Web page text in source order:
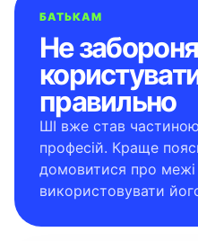
БАТЬКАМ
Не
правильно
ШІ вже став
професій. Краще
домовитися про межі
використовувати